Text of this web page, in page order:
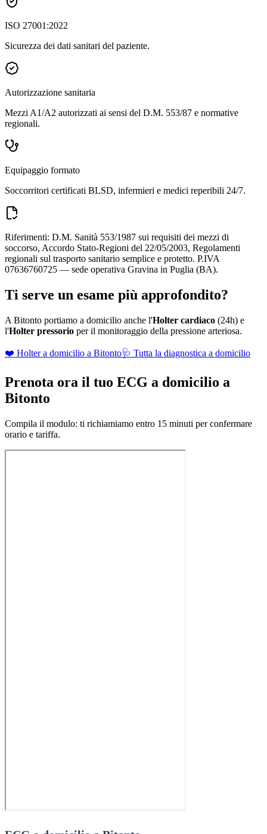
ISO 27001:2022
Sicurezza dei dati sanitari del paziente.
Autorizzazione sanitaria
Mezzi A1/A2 autorizzati ai sensi del D.M. 553/87 e normative
regionali.
Equipaggio formato
Soccorritori certificati BLSD, infermieri e medici reperibili 24/7.
Riferimenti: D.M. Sanità 553/1987 sui requisiti dei mezzi di
soccorso, Accordo Stato-Regioni del 22/05/2003, Regolamenti
regionali sul trasporto sanitario semplice e protetto. P.IVA
07636760725 — sede operativa Gravina in Puglia (BA).
Ti serve un esame più approfondito?
A Bitonto portiamo a domicilio anche l'Holter cardiaco (24h) e
l'Holter pressorio per il monitoraggio della pressione arteriosa.
❤️ Holter a domicilio a Bitonto🩺 Tutta la diagnostica a domicilio
Prenota ora il tuo ECG a domicilio a
Bitonto
Compila il modulo: ti richiamiamo entro 15 minuti per confermare
orario e tariffa.